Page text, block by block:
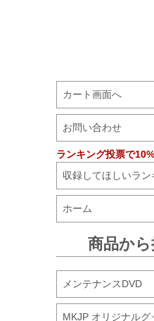
カート画面へ
お問い合わせ
ランキング投票で
収録してほしいラン
ホーム
商品か
メンテナンスDVD
MKJP オリジナルグ